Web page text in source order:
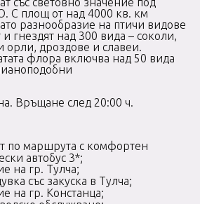
С площ от над 4000 кв. км
разнообразие на птичи видове
гнездят над 300 вида – соколи,
орли, дроздове и славеи.
флора включва над 50 вида
Връщане след 20:00 ч.
по маршрута с комфортен
автобус 3*;
на гр. Тулча;
със закуска в Тулча;
на гр. Констанца;